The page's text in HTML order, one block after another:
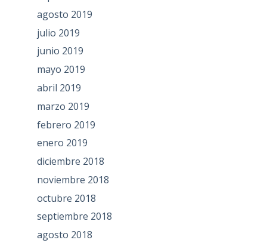
agosto 2019
julio 2019
junio 2019
mayo 2019
abril 2019
marzo 2019
febrero 2019
enero 2019
diciembre 2018
noviembre 2018
octubre 2018
septiembre 2018
agosto 2018